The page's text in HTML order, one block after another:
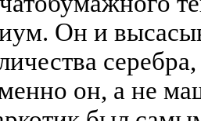
Он и
он, а не